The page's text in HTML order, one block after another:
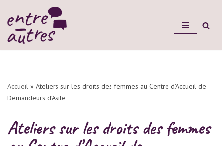
Aller
au
contenu
Accueil » Ateliers sur les droits des femmes au Centre d’Accueil de
Demandeurs d’Asile
Ateliers sur les droits des femmes